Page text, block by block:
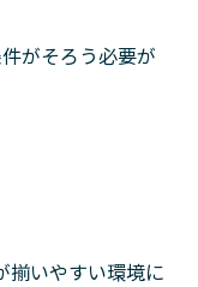
がそろう必要が
揃いやすい環境に